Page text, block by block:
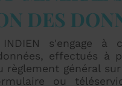
DES
INDIEN
effectués à
règlement général
ou